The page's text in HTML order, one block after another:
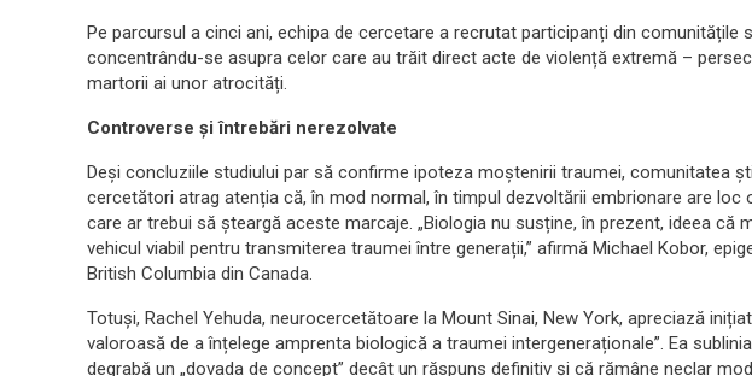
Pe parcursul a cinci ani, echipa de cercetare a recrutat participanți din comunitățile
concentrându-se asupra celor care au trăit direct acte de violență extremă –
martorii ai unor atrocități.
Controverse și întrebări nerezolvate
Deși concluziile studiului par să confirme ipoteza moștenirii traumei, comunitatea
cercetători atrag atenția că, în mod normal, în timpul dezvoltării embrionare are loc
care ar trebui să șteargă aceste marcaje. „Biologia nu susține, în prezent, ideea că
vehicul viabil pentru transmiterea traumei între generații,” afirmă Michael Kobor,
British Columbia din Canada.
Totuși, Rachel Yehuda, neurocercetătoare la Mount Sinai, New York, apreciază
valoroasă de a înțelege amprenta biologică a traumei intergeneraționale”. Ea
degrabă un „dovada de concept” decât un răspuns definitiv și că rămâne neclar